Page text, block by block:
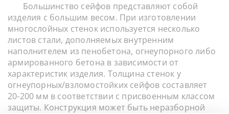
Большинство сейфов представляют собой
изделия с большим весом. При изготовлении
многослойных стенок используется несколько
листов стали, дополняемых внутренним
наполнителем из пенобетона, огнеупорного либо
армированного бетона в зависимости от
характеристик изделия. Толщина стенок у
огнеупорных/взломостойких сейфов составляет
20-200 мм в соответствии с присвоенным классом
защиты. Конструкция может быть неразборной